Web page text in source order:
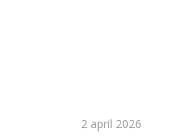
2 april 2026